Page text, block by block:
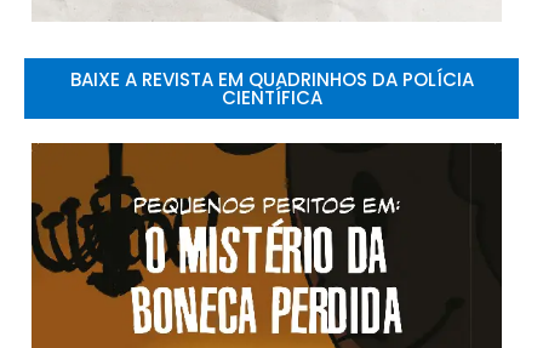
BAIXE A REVISTA EM QUADRINHOS DA POLÍCIA
CIENTÍFICA